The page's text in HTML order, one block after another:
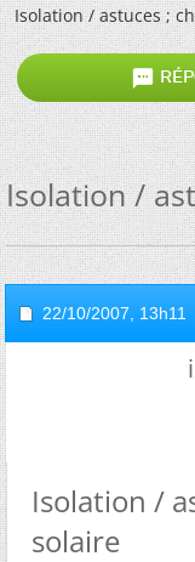
Isolation / astuces ;

Isolation /
22/10/2007, 13h11
Isolation /
solaire